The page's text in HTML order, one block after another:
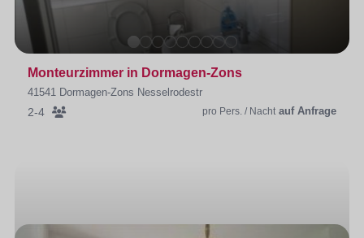
Monteurzimmer in Dormagen-Zons
41541 Dormagen-Zons Nesselrodestr
2-4 pro Pers. / Nacht auf Anfrage